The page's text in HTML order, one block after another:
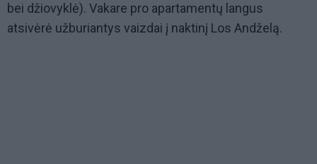
bei džiovyklė). Vakare pro apartamentų langus
atsivėrė užburiantys vaizdai į naktinį Los Andželą.